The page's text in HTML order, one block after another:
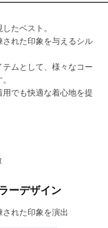
たベスト。
れた印象を与えるシル
ムとして、様々なコー
でも快適な着心地を提
ーデザイン
れた印象を演出